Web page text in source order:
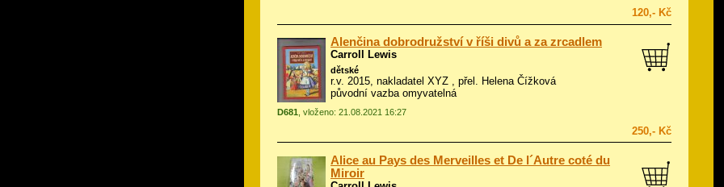
120,- Kč
Alenčina dobrodružství v říši divů a za zrcadlem
Carroll Lewis
dětské
r.v. 2015, nakladatel XYZ , přel. Helena Čížková
původní vazba omyvatelná
D681 , vloženo: 21.08.2021 16:27
250,- Kč
Alice au Pays des Merveilles et De l´Autre coté du
Miroir